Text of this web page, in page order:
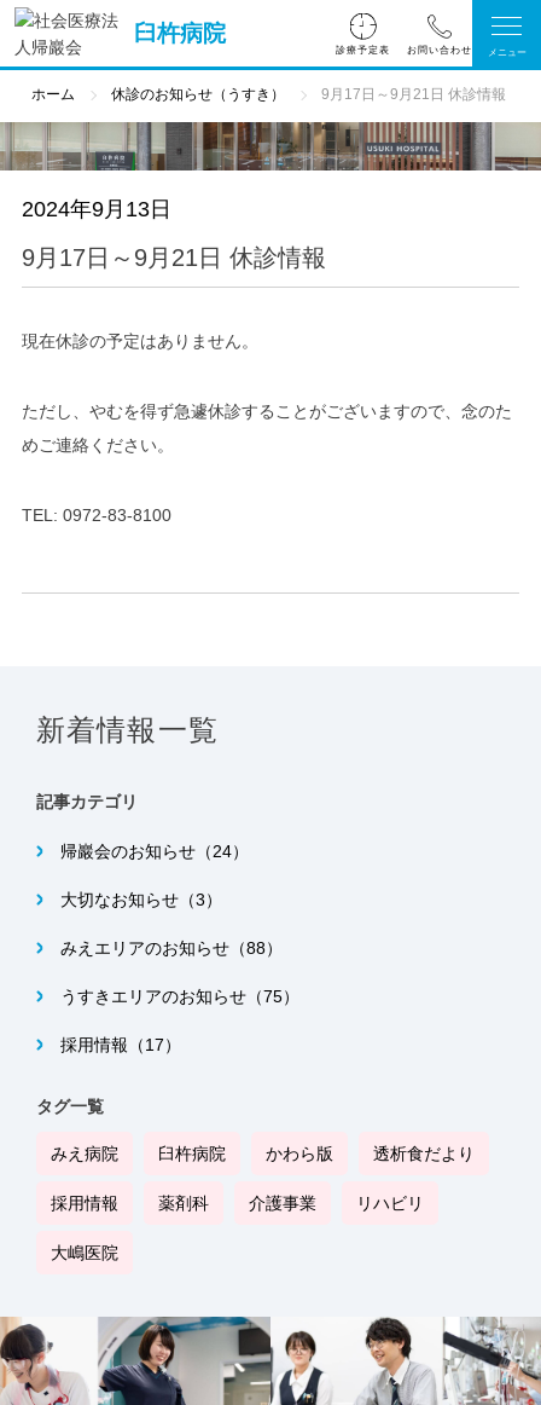
臼杵病院
診療予定表
ホーム 休診のお知らせ（うすき） 9月17日～9月21日 休診情報
2024年9月13日
9月17日～9月21日 休診情報
現在休診の予定はありません。
ただし、やむを得ず急遽休診することがございますので、念のた
めご連絡ください。
TEL: 0972-83-8100
新着情報一覧
記事カテゴリ
帰巖会のお知らせ（24）
大切なお知らせ（3）
みえエリアのお知らせ（88）
うすきエリアのお知らせ（75）
採用情報（17）
タグ一覧
みえ病院 臼杵病院 かわら版 透析食だより
採用情報 薬剤科 介護事業 リハビリ
大嶋医院